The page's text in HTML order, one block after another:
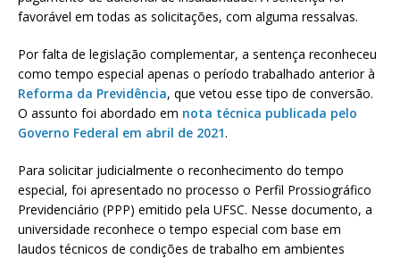
favorável em todas as solicitações, com alguma ressalvas.
Por falta de legislação complementar, a sentença reconheceu
como tempo especial apenas o período trabalhado anterior à
Reforma da Previdência, que vetou esse tipo de conversão.
O assunto foi abordado em nota técnica publicada pelo
Governo Federal em abril de 2021.
Para solicitar judicialmente o reconhecimento do tempo
especial, foi apresentado no processo o Perfil Prossiográfico
Previdenciário (PPP) emitido pela UFSC. Nesse documento, a
universidade reconhece o tempo especial com base em
laudos técnicos de condições de trabalho em ambientes